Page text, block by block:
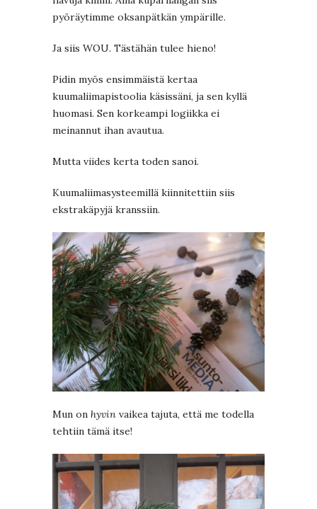
pyöräytimme oksanpätkän ympärille.
Ja siis WOU. Tästähän tulee hieno!
Pidin myös ensimmäistä kertaa
kuumaliimapistoolia käsissäni, ja sen kyllä
huomasi. Sen korkeampi logiikka ei
meinannut ihan avautua.
Mutta viides kerta toden sanoi.
Kuumaliimasysteemillä kiinnitettiin siis
ekstrakäpyjä kranssiin.
Mun on hyvin vaikea tajuta, että me todella
tehtiin tämä itse!